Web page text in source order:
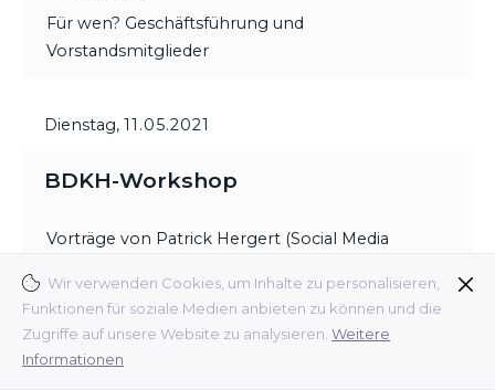
Wir verwenden Cookies, um Inhalte zu personalisieren,
Funktionen für soziale Medien anbieten zu können und die
Zugriffe auf unsere Website zu analysieren. Weitere
Informationen
Für wen? Geschäftsführung und
Vorstandsmitglieder
Dienstag, 11.05.2021
BDKH-Workshop
Vorträge von Patrick Hergert (Social Media
Dr. Stefano Armandi (Interconnection Consulting).
Für wen? Mitglieder und Fördermitglieder,
Interessenten für eine Mitgliedschaft